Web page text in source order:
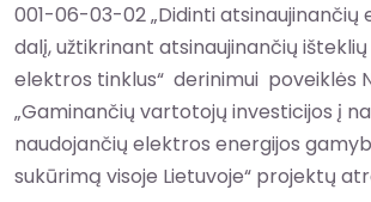
001-06-03-02 „Didinti atsinaujinančių
dalį, užtikrinant atsinaujinančių
elektros tinklus“ derinimui poveiklės
„Gaminančių vartotojų investicijos į
naudojančių elektros energijos
sukūrimą visoje Lietuvoje“ projektų